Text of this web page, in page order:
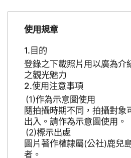
使用規章
目的
登錄之下載照片用以廣為介
之觀光魅力
使用注意事項
作為示意圖使用
隨拍攝時期不同，拍攝對象
出入。請作為示意圖使用。
標示出處
圖片著作權隸屬(公社)鹿兒
者。